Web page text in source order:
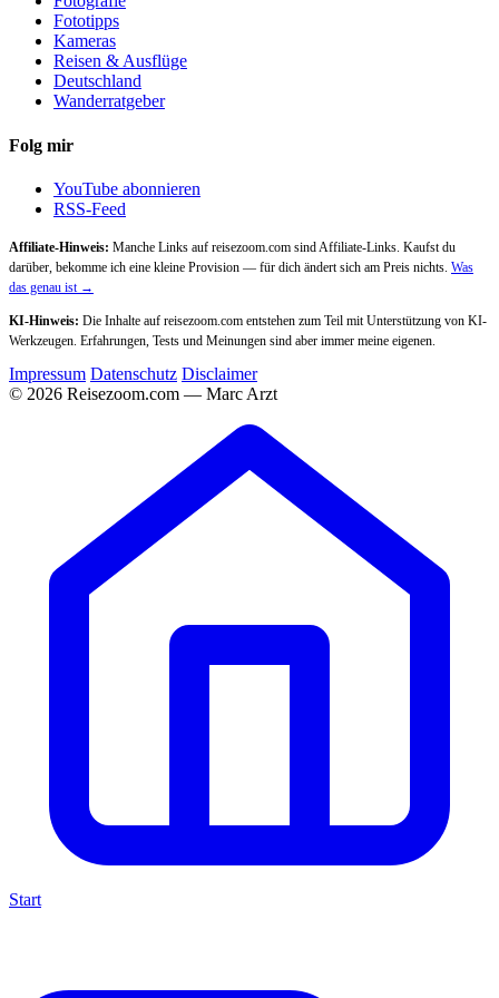
Fototipps
Kameras
Reisen & Ausflüge
Deutschland
Wanderratgeber
Folg mir
YouTube abonnieren
RSS-Feed
Affiliate-Hinweis: Manche Links auf reisezoom.com sind Affiliate-Links. Kaufst du
darüber, bekomme ich eine kleine Provision — für dich ändert sich am Preis nichts. Was
das genau ist →
KI-Hinweis: Die Inhalte auf reisezoom.com entstehen zum Teil mit Unterstützung von KI-
Werkzeugen. Erfahrungen, Tests und Meinungen sind aber immer meine eigenen.
Impressum Datenschutz Disclaimer
© 2026 Reisezoom.com — Marc Arzt
Start